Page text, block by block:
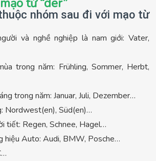
nhóm sau đi với mạo từ
và nghề nghiệp là nam giới: Vater,
trong năm: Frühling, Sommer, Herbt,
trong năm: Januar, Juli, Dezember…
Nordwest(en), Süd(en)…
tiết: Regen, Schnee, Hagel…
hiệu Auto: Audi, BMW, Posche…